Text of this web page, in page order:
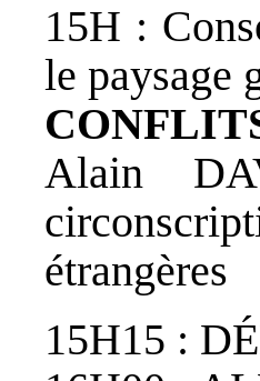
15H :
le paysage
Alain
étrangères
15H15 :